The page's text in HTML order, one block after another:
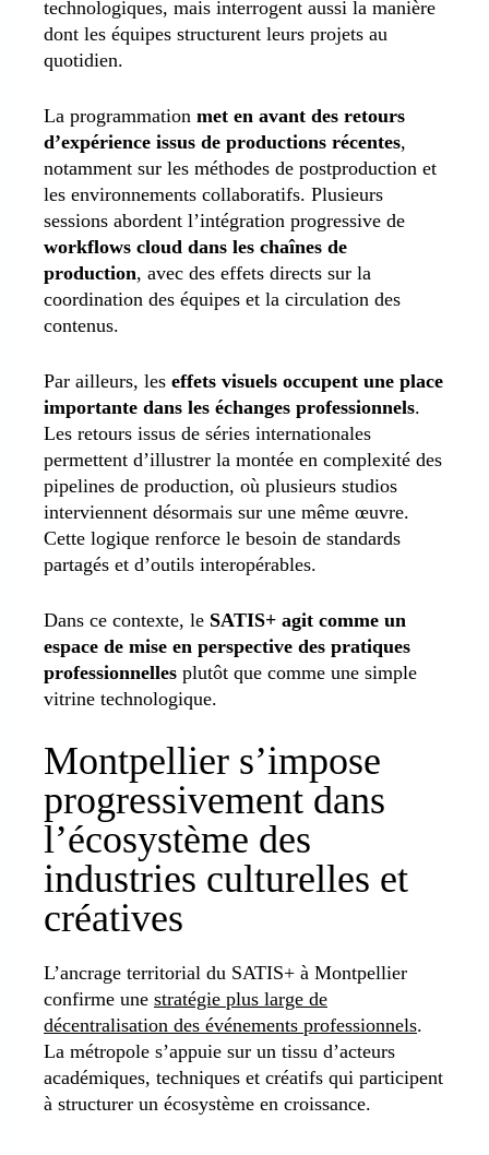
technologiques, mais interrogent aussi la manière
dont les équipes structurent leurs projets au
quotidien.
La programmation met en avant des retours
d’expérience issus de productions récentes,
notamment sur les méthodes de postproduction et
les environnements collaboratifs. Plusieurs
sessions abordent l’intégration progressive de
workflows cloud dans les chaînes de
production, avec des effets directs sur la
coordination des équipes et la circulation des
contenus.
Par ailleurs, les effets visuels occupent une place
importante dans les échanges professionnels.
Les retours issus de séries internationales
permettent d’illustrer la montée en complexité des
pipelines de production, où plusieurs studios
interviennent désormais sur une même œuvre.
Cette logique renforce le besoin de standards
partagés et d’outils interopérables.
Dans ce contexte, le SATIS+ agit comme un
espace de mise en perspective des pratiques
professionnelles plutôt que comme une simple
vitrine technologique.
Montpellier s’impose
progressivement dans
l’écosystème des
industries culturelles et
créatives
L’ancrage territorial du SATIS+ à Montpellier
confirme une stratégie plus large de
décentralisation des événements professionnels.
La métropole s’appuie sur un tissu d’acteurs
académiques, techniques et créatifs qui participent
à structurer un écosystème en croissance.